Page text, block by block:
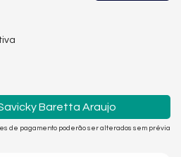
Baretta Araujo
de pagamento poderão ser alterados sem prévia